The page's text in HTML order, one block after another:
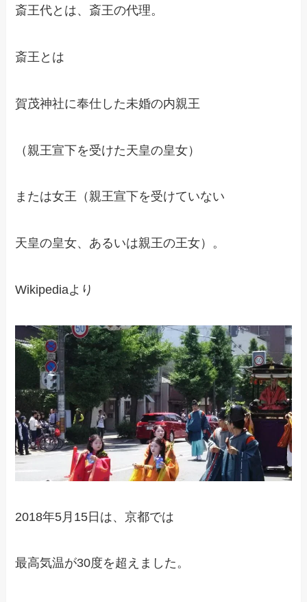
斎王代とは、斎王の代理。
斎王とは
賀茂神社に奉仕した未婚の内親王
（親王宣下を受けた天皇の皇女）
または女王（親王宣下を受けていない
天皇の皇女、あるいは親王の王女）。
Wikipediaより
2018年5月15日は、京都では
最高気温が30度を超えました。